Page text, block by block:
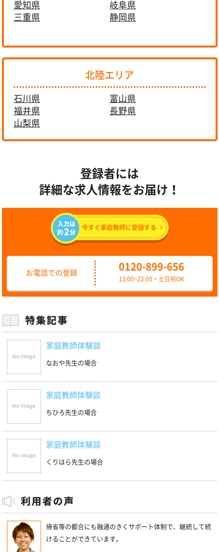
愛知県
岐阜県
三重県
静岡県
北陸エリア
石川県
富山県
福井県
長野県
山梨県
登録者には
詳細な求人情報をお届け！
お電話での登録
0120-899-656
13:00~22:00・土日祝OK
家庭教師体験談
なおや先生の場合
家庭教師体験談
ちひろ先生の場合
家庭教師体験談
くりはら先生の場合
帰省等の都合にも融通のきくサポート体制で、継続して続
けることができています。